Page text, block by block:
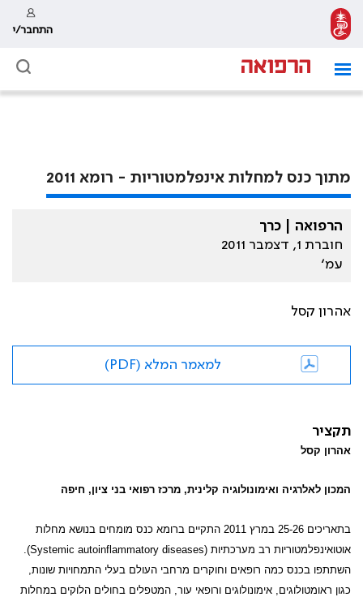
התחבר/י
מתוך כנס למחלות אינפלמטוריות - רומא 2011
הרפואה | כרך
חוברת 1, דצמבר 2011
עמ׳
אהרון קסל
למאמר המלא (PDF)
תקציר
אהרון קסל
המכון לאלרגיה ואימונולוגיה קלינית, מרכז רפואי בני ציון, חיפה
בתאריכים 25-26 במרץ 2011 התקיים ברומא כנס מומחים בנושא מחלות
אוטואינפלמטוריות רב מערכתיות (Systemic autoinflammatory diseases
).
השתתפו בכנס כמה רופאים וחוקרים מרחבי העולם בעלי התמחויות שונות,
כגון ראומטולוגים, אימונולוגים ורופאי עור, המטפלים בחולים הלוקים במחלות